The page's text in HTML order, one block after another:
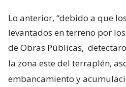
Lo anterior, “debido a que
levantados en terreno por
de Obras Públicas,
la zona este del terraplén,
embancamiento y